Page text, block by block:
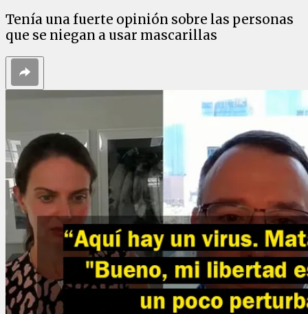
Tenía una fuerte opinión sobre las personas
que se niegan a usar mascarillas